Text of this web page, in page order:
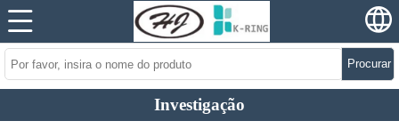
Procurar
Investigação